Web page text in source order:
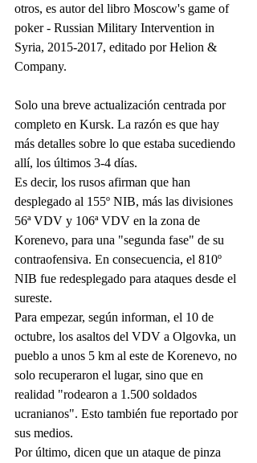
otros, es autor del libro Moscow's game of
poker - Russian Military Intervention in
Syria, 2015-2017, editado por Helion &
Company.
Solo una breve actualización centrada por
completo en Kursk. La razón es que hay
más detalles sobre lo que estaba sucediendo
allí, los últimos 3-4 días.
Es decir, los rusos afirman que han
desplegado al 155º NIB, más las divisiones
56ª VDV y 106ª VDV en la zona de
Korenevo, para una "segunda fase" de su
contraofensiva. En consecuencia, el 810º
NIB fue redesplegado para ataques desde el
sureste.
Para empezar, según informan, el 10 de
octubre, los asaltos del VDV a Olgovka, un
pueblo a unos 5 km al este de Korenevo, no
solo recuperaron el lugar, sino que en
realidad "rodearon a 1.500 soldados
ucranianos". Esto también fue reportado por
sus medios.
Por último, dicen que un ataque de pinza